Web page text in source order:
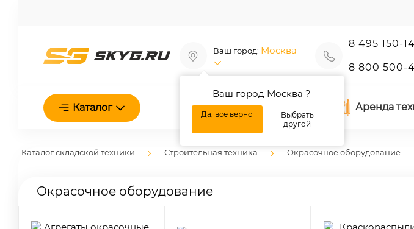
Ваш город: Москва
Ваш город Москва ?
Да, все верно
Выбрать
другой
8 495 150-
8 800 500-
Каталог О нас Аренда
Каталог складской техники Строительная техника Окрасочное оборудование
Окрасочное оборудование